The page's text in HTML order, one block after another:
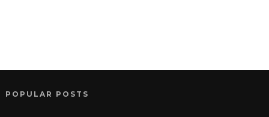
POPULAR POSTS